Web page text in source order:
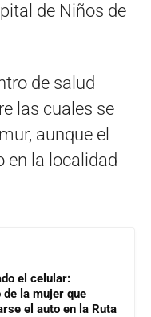
de Niños de
de salud
las cuales se
aunque el
en la localidad
el celular:
de la mujer que
el auto en la Ruta